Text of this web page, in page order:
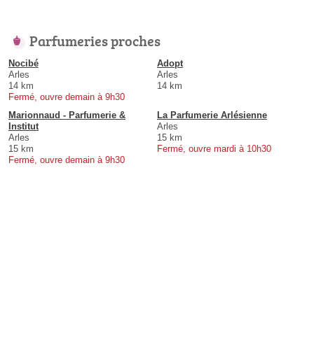
Parfumeries proches
Nocibé
Arles
14 km
Fermé, ouvre demain à 9h30
Adopt
Arles
14 km
Marionnaud - Parfumerie &
Institut
Arles
15 km
Fermé, ouvre demain à 9h30
La Parfumerie Arlésienne
Arles
15 km
Fermé, ouvre mardi à 10h30